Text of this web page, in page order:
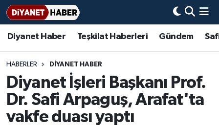
Diyanet Haber Teşkilat Haberleri Gündem
HABERLER DİYANET HABER
Diyanet İşleri Başkanı Prof.
Dr. Safi Arpaguş, Arafat'ta
vakfe duası yaptı
Diyanet Haber
Teşkilat Haberleri
Adana Müftülüğü
Adıyaman Müftülüğü
Afyonkarahisar Müftülüğü
Ağrı Müftülüğü
Gündem
#Keşfet
Bir Ayet
Bir Hikaye
Biyografiler
Dini kavramlar
Aile Dergisi
Aylık Dergi
İmam Hatip Okulları
Başmakale
Hadis-i Şerifler
Hayat Okumaları
Nöbetçi Eczaneler
Hava Durumu
Ankara Namaz Vakitleri
Trafik Durumu